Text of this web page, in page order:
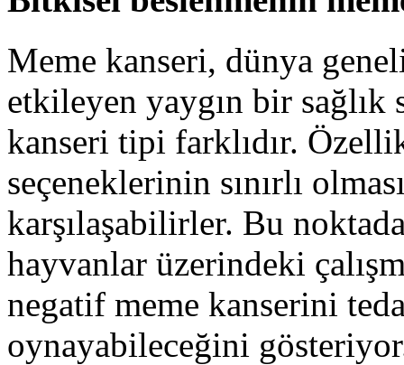
Meme kanseri, dünya
etkileyen yaygın bir sağlık
kanseri tipi farklıdır.
seçeneklerinin sınırlı
karşılaşabilirler. Bu
hayvanlar üzerindeki
negatif meme kanserini
oynayabileceğini